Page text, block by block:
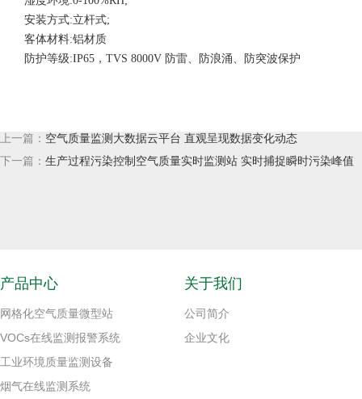
安装方式:立杆式;
客体材料:铝材质
防护等级:IP65，TVS 8000V 防雷、防浪涌、防突波保护
上一篇： 空气质量监测大数据云平台 直观呈现数据变化动态
下一篇： 生产过程污染控制空气质量实时监测站 实时捕捉瞬时污染峰值
产品中心
网格化空气质量微型站
VOCs在线监测报警系统
工业环境质量监测设备
烟气在线监测系统
关于我们
公司简介
企业文化